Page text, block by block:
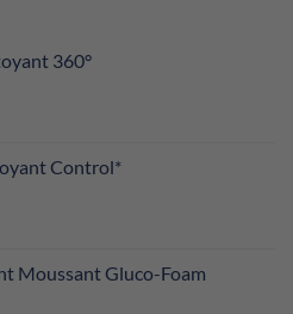
360°
Control*
Moussant Gluco-Foam